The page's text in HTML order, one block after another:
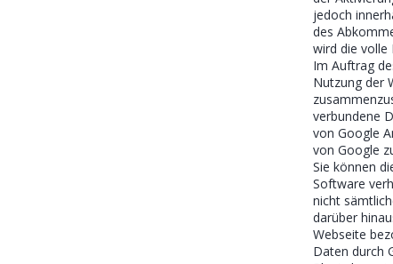
jedoch
des
wird die volle
Im Auftrag
Nutzung der
verbundene
von Google
von Google
Sie können
Software
nicht
darüber
Webseite
Daten durch